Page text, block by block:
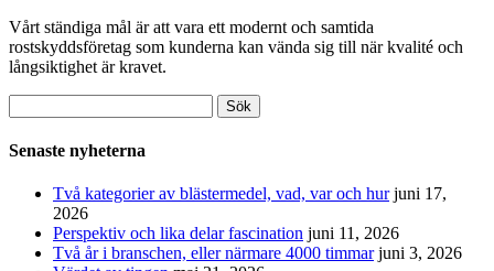
Vårt ständiga mål är att vara ett modernt och samtida
rostskyddsföretag som kunderna kan vända sig till när kvalité och
långsiktighet är kravet.
efter:
Senaste nyheterna
Två kategorier av blästermedel, vad, var och hur juni 17,
2026
Perspektiv och lika delar fascination juni 11, 2026
Två år i branschen, eller närmare 4000 timmar juni 3, 2026